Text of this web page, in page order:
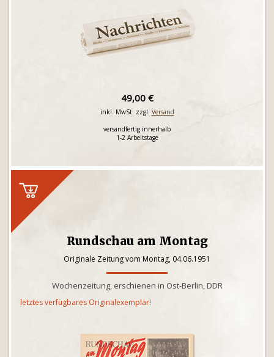
49,00 €
inkl. MwSt. zzgl. Versand
versandfertig innerhalb
1-2 Arbeitstage
Rundschau am Montag
Originale Zeitung vom Montag, 04.06.1951
Wochenzeitung, erschienen in Ost-Berlin, DDR
letztes verfügbares Originalexemplar!